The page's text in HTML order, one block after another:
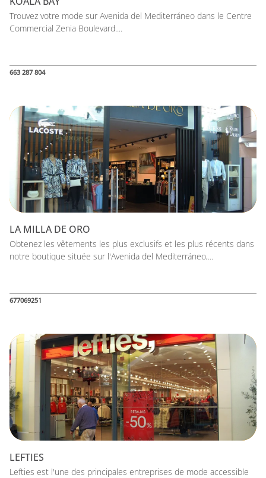
Trouvez votre mode sur Avenida del Mediterráneo dans le Centre
Commercial Zenia Boulevard....
663 287 804
LA MILLA DE ORO
Obtenez les vêtements les plus exclusifs et les plus récents dans
notre boutique située sur l'Avenida del Mediterráneo,...
677069251
LEFTIES
Lefties est l'une des principales entreprises de mode accessible